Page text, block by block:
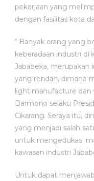
pekerjaan yang
dengan fasilitas kota
“ Banyak orang yang
keberadaan industri di
Jababeka, merupakan
yang rendah, dimana
light manufacture dan
Darmono selaku
Cikarang. Seraya itu,
yang menjadi salah
untuk mengedukasi
kawasan industri
Untuk dapat